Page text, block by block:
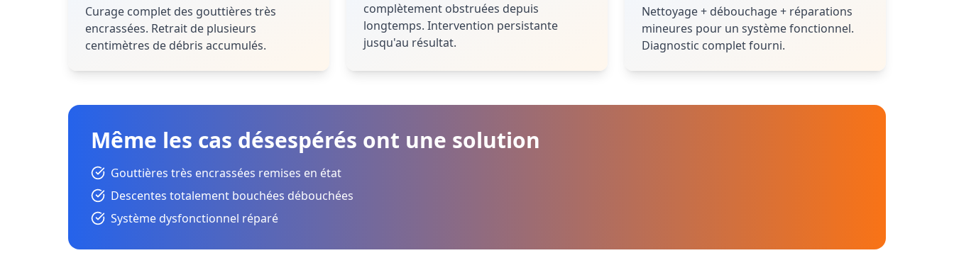
Curage complet des gouttières très
encrassées. Retrait de plusieurs
centimètres de débris accumulés.
complètement obstruées depuis
longtemps. Intervention persistante
jusqu'au résultat.
Nettoyage + débouchage + réparations
mineures pour un système fonctionnel.
Diagnostic complet fourni.
Même les cas désespérés ont une solution
Gouttières très encrassées remises en état
Descentes totalement bouchées débouchées
Système dysfonctionnel réparé